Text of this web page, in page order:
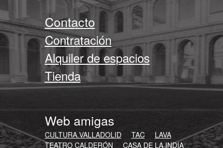
Contacto
Contratación
Alquiler de espacios
Tienda
Web amigas
CULTURA.VALLADOLID TAC
LAVA
TEATRO CALDERÓN
CASA DE LA INDIA